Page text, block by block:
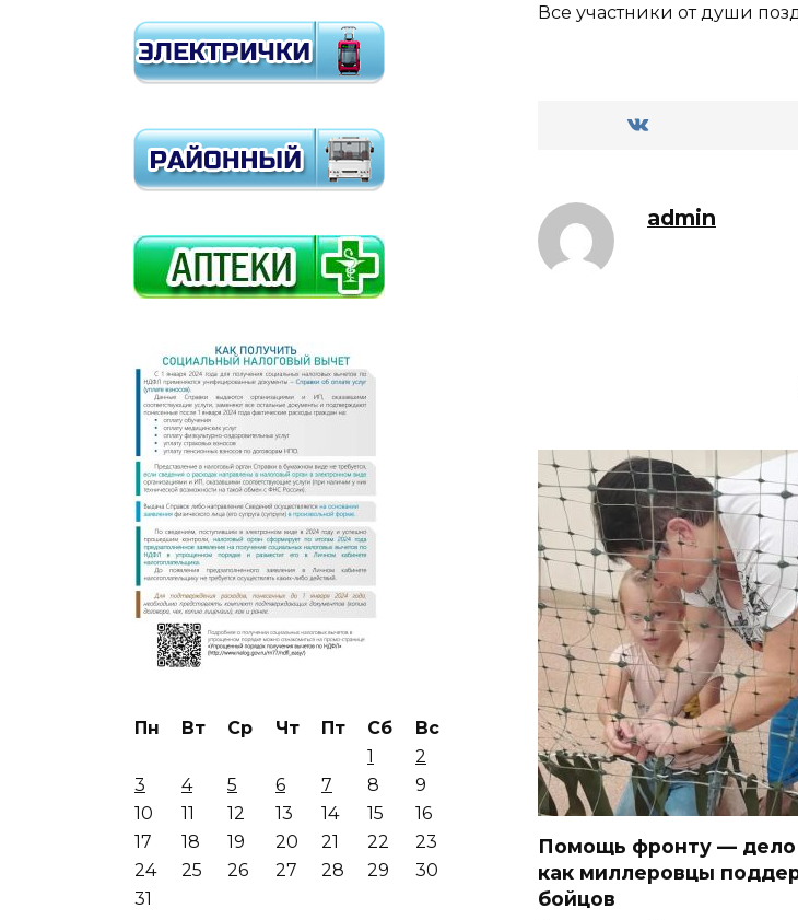
Все участники от души
admin
Помощь фронту —
как миллеровцы
бойцов
Пн Вт Ср Чт Пт Сб
Вс
1
2
3
4 5 6 7 8
9
10
11 12 13 14 15
16
17
18 19 20 21 22
23
24
25 26 27 28 29
30
31